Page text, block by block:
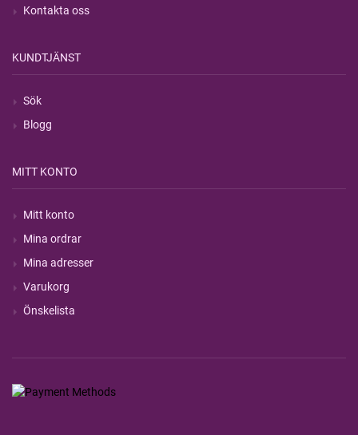
Kontakta oss
KUNDTJÄNST
Sök
Blogg
MITT KONTO
Mitt konto
Mina ordrar
Mina adresser
Varukorg
Önskelista